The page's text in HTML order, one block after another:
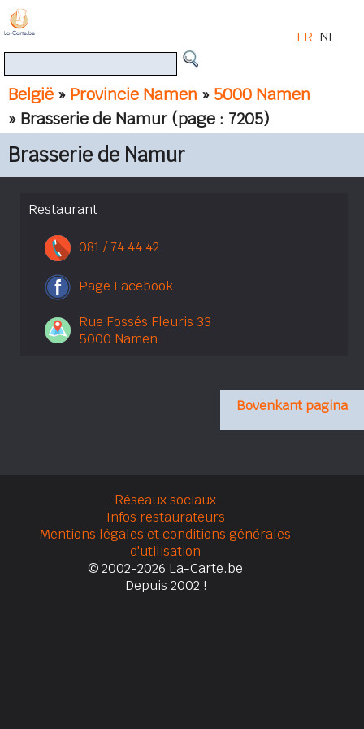
België » Provincie Namen » 5000 Namen
» Brasserie de Namur (page : 7205)
FR NL
Brasserie de Namur
Restaurant
081 / 74 44 42
Page Facebook
Rue Fossés Fleuris 33
5000 Namen
Bovenkant pagina
Réseaux sociaux
Infos restaurateurs
Mentions légales et conditions générales
d'utilisation
© 2002-2026 La-Carte.be
Depuis 2002 !